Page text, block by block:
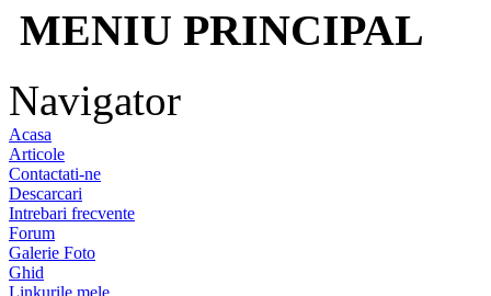
MENIU PRINCIPAL
Navigator
Acasa
Articole
Contactati-ne
Descarcari
Intrebari frecvente
Forum
Galerie Foto
Ghid